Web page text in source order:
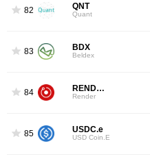
82 QNT
Quant
83 BDX
Beldex
84 RENDER
Render
85 USDC.e
USD Coin.E